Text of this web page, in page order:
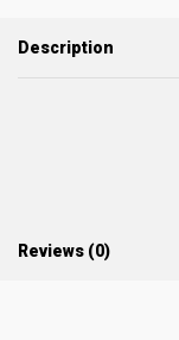
Description
Reviews (0)